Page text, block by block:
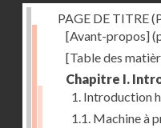
PAGE DE TITRE
[Avant-propos]
[Table des
Chapitre I.
1. Introduction
1.1. Machine à